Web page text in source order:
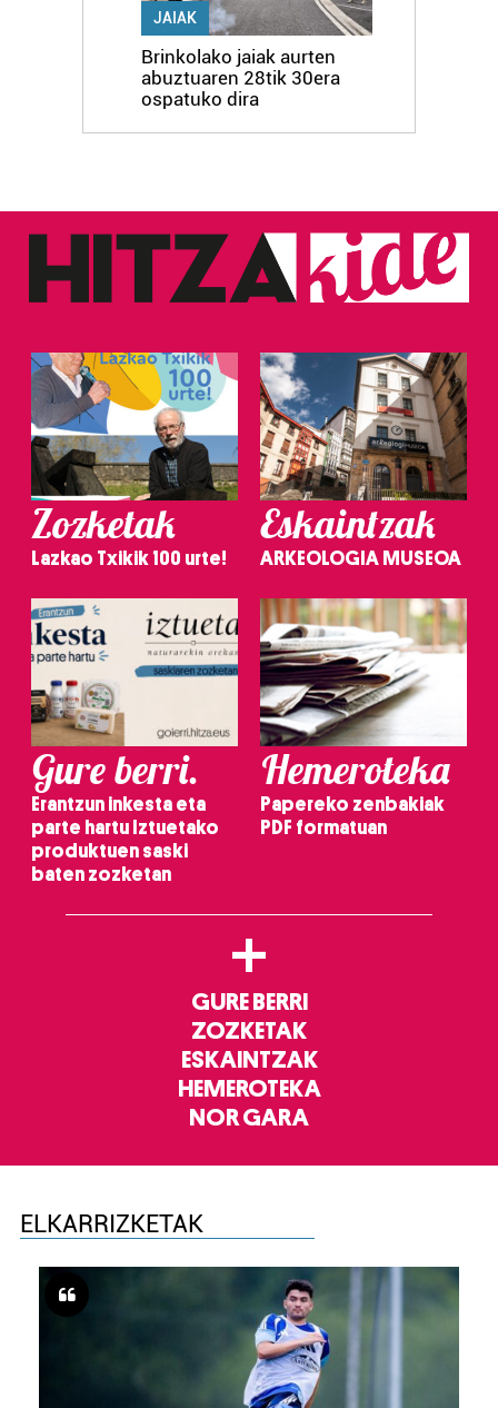
JAIAK
Brinkolako jaiak aurten
abuztuaren 28tik 30era
ospatuko dira
Zozketak
Lazkao Txikik 100 urte!
Eskaintzak
ARKEOLOGIA MUSEOA
Gure berri.
Erantzun inkesta eta
parte hartu Iztuetako
produktuen saski
baten zozketan
Hemeroteka
Papereko zenbakiak
PDF formatuan
+
GURE BERRI
ZOZKETAK
ESKAINTZAK
HEMEROTEKA
NOR GARA
ELKARRIZKETAK